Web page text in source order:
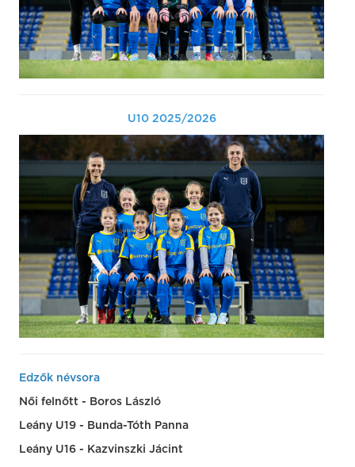
U10 2025/2026
Edzők névsora
Női felnőtt - Boros László
Leány U19 - Bunda-Tóth Panna
Leány U16 - Kazvinszki Jácint